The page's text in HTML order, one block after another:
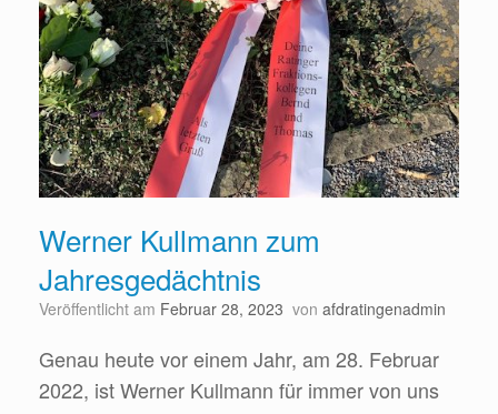
Werner Kullmann zum
Jahresgedächtnis
Veröffentlicht am Februar 28, 2023 von afdratingenadmin
Genau heute vor einem Jahr, am 28. Februar
2022, ist Werner Kullmann für immer von uns